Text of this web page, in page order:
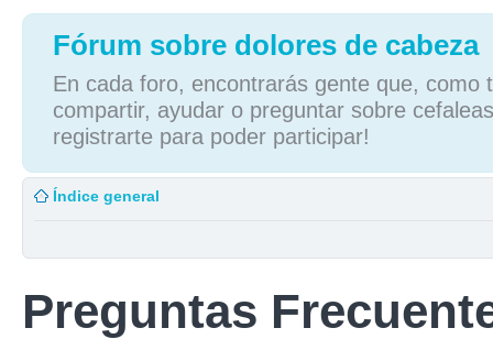
Fórum sobre dolores de cabeza
En cada foro, encontrarás gente que, como
compartir, ayudar o preguntar sobre
registrarte para poder participar!
Índice general
Preguntas